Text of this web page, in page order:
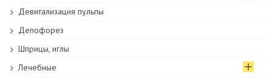
Девитализация пульпы
Депофорез
Шприцы, иглы
Лечебные